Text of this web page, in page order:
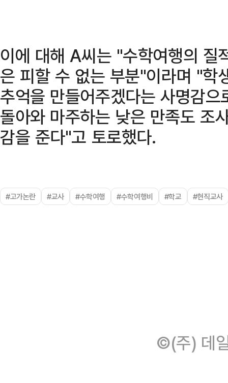
이에 대해 A씨는 "수학여행의 질
은 피할 수 없는 부분"이라며 "학
추억을 만들어주겠다는 사명감
돌아와 마주하는 낮은 만족도 조
감을 준다"고 토로했다.
#고가논란 #교사 #수학여행 #수학여행비 #학교 #현직교사
©(주) 데